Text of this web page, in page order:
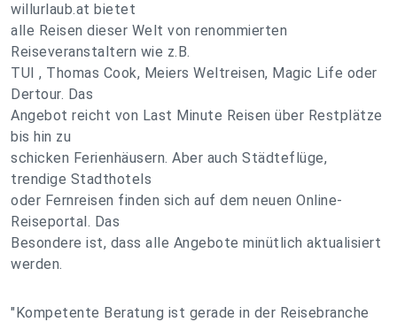
willurlaub.at bietet
alle Reisen dieser Welt von renommierten
Reiseveranstaltern wie z.B.
TUI , Thomas Cook, Meiers Weltreisen, Magic Life oder
Dertour. Das
Angebot reicht von Last Minute Reisen über Restplätze
bis hin zu
schicken Ferienhäusern. Aber auch Städteflüge,
trendige Stadthotels
oder Fernreisen finden sich auf dem neuen Online-
Reiseportal. Das
Besondere ist, dass alle Angebote minütlich aktualisiert
werden.
"Kompetente Beratung ist gerade in der Reisebranche